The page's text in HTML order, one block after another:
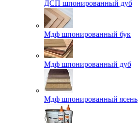
ДСП шпонированный дуб
Мдф шпонированный бук
Мдф шпонированный дуб
Мдф шпонированный ясень